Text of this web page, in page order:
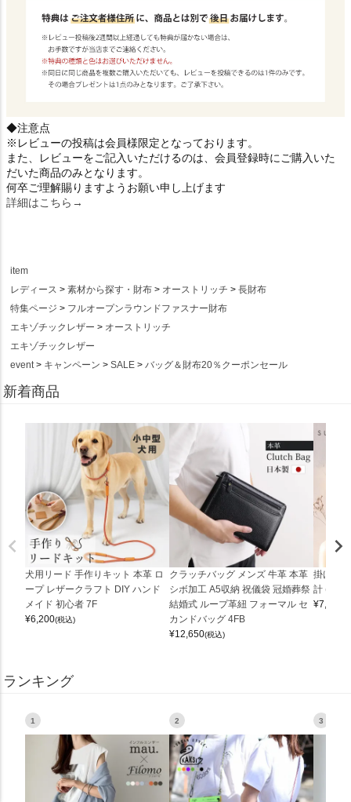
◆注意点
※レビューの投稿は会員様限定となっております。
また、レビューをご記入いただけるのは、会員登録時にご購入いた
だいた商品のみとなります。
何卒ご理解賜りますようお願い申し上げます
詳細はこちら→
item
レディース
素材から探す・財布 オーストリッチ
長財布
特集ページ
フルオープンラウンドファスナー財布
エキゾチックレザー
オーストリッチ
エキゾチックレザー
event
キャンペーン SALE バッグ＆財布20％クーポンセール
新着商品
犬用リード 手作りキット 本革 ロ
ープ レザークラフト DIY ハンド
メイド 初心者 7F
¥6,200(税込)
クラッチバッグ メンズ 牛革 本革
シボ加工 A5収納 祝儀袋 冠婚葬祭
結婚式 ループ革紐 フォーマル セ
カンドバッグ 4FB
¥12,650(税込)
掛け時
計
¥7,150
ランキング
1 2 3